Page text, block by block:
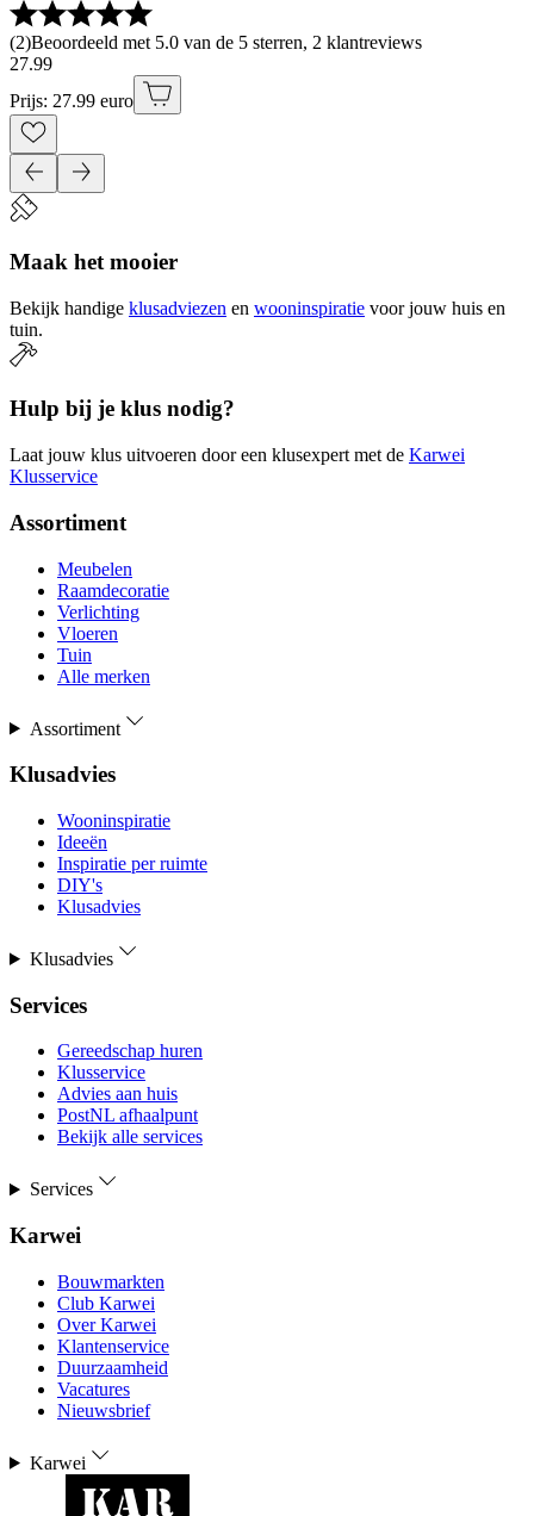
(2)Beoordeeld met 5.0 van de 5 sterren, 2 klantreviews
27.99
Prijs: 27.99 euro
Maak het mooier
Bekijk handige klusadviezen en wooninspiratie voor jouw huis en
tuin.
Hulp bij je klus nodig?
Laat jouw klus uitvoeren door een klusexpert met de Karwei
Klusservice
Assortiment
Meubelen
Raamdecoratie
Verlichting
Vloeren
Tuin
Alle merken
Assortiment
Klusadvies
Wooninspiratie
Ideeën
Inspiratie per ruimte
DIY's
Klusadvies
Klusadvies
Services
Gereedschap huren
Klusservice
Advies aan huis
PostNL afhaalpunt
Bekijk alle services
Services
Karwei
Bouwmarkten
Club Karwei
Over Karwei
Klantenservice
Duurzaamheid
Vacatures
Nieuwsbrief
Karwei